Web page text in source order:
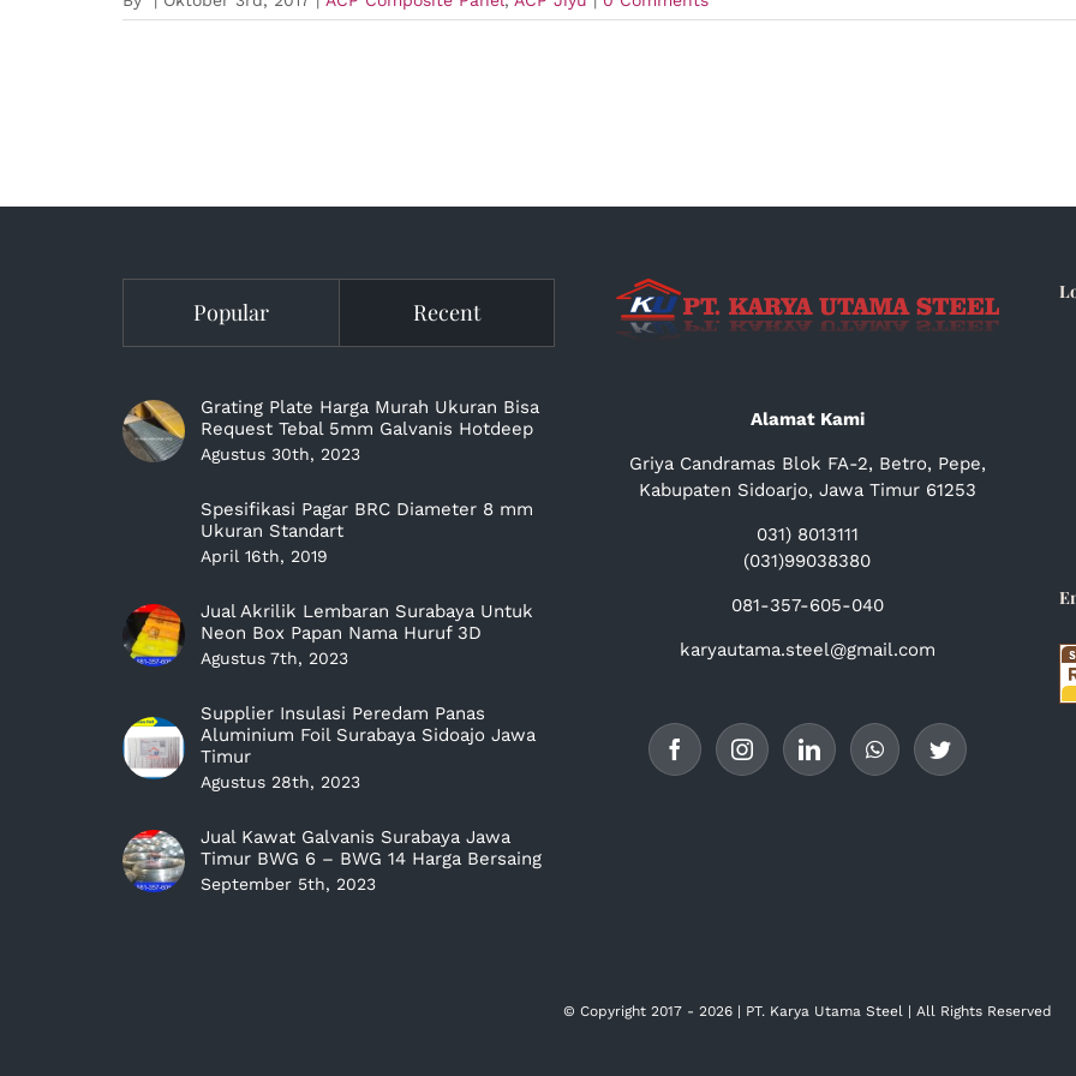
Popular Recent
Grating Plate Harga Murah Ukuran Bisa
Request Tebal 5mm Galvanis Hotdeep
Agustus 30th, 2023
Spesifikasi Pagar BRC Diameter 8 mm
Ukuran Standart
April 16th, 2019
Jual Akrilik Lembaran Surabaya Untuk
Neon Box Papan Nama Huruf 3D
Agustus 7th, 2023
Supplier Insulasi Peredam Panas
Aluminium Foil Surabaya Sidoajo Jawa
Timur
Agustus 28th, 2023
Jual Kawat Galvanis Surabaya Jawa
Timur BWG 6 – BWG 14 Harga Bersaing
September 5th, 2023
Alamat Kami
Griya Candramas Blok FA-2, Betro, Pepe,
Kabupaten Sidoarjo, Jawa Timur 61253
031) 8013111
(031)99038380
081-357-605-040
karyautama.steel@gmail.com
© Copyright 2017 - 2026 | PT. Karya Utama Steel | All Rights Reserved